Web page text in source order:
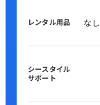
レンタル用品 なし
シースタイル
サポート